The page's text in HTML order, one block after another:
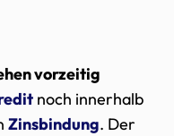
vorzeitig
noch innerhalb
Zinsbindung. Der